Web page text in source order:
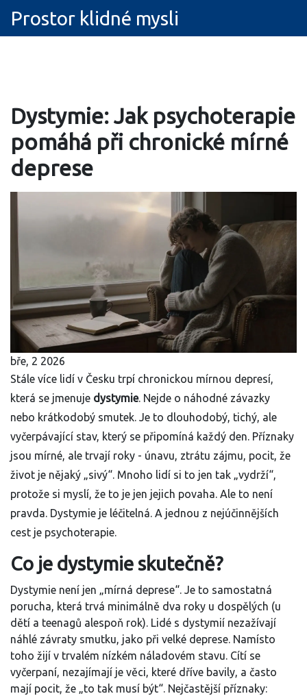
Prostor klidné mysli
Dystymie: Jak psychoterapie
pomáhá při chronické mírné
deprese
bře, 2 2026
Stále více lidí v Česku trpí chronickou mírnou depresí,
která se jmenuje dystymie. Nejde o náhodné závazky
nebo krátkodobý smutek. Je to dlouhodobý, tichý, ale
vyčerpávající stav, který se připomíná každý den. Příznaky
jsou mírné, ale trvají roky - únavu, ztrátu zájmu, pocit, že
život je nějaký „sivý“. Mnoho lidí si to jen tak „vydrží“,
protože si myslí, že to je jen jejich povaha. Ale to není
pravda. Dystymie je léčitelná. A jednou z nejúčinnějších
cest je psychoterapie.
Co je dystymie skutečně?
Dystymie není jen „mírná deprese“. Je to samostatná
porucha, která trvá minimálně dva roky u dospělých (u
dětí a teenagů alespoň rok). Lidé s dystymií nezažívají
náhlé závraty smutku, jako při velké deprese. Namísto
toho žijí v trvalém nízkém náladovém stavu. Cítí se
vyčerpaní, nezajímají je věci, které dříve bavily, a často
mají pocit, že „to tak musí být“. Nejčastější příznaky: